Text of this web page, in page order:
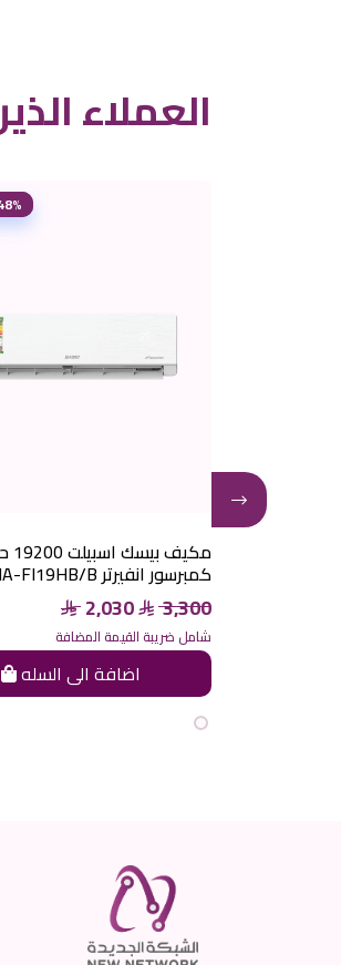
العملاء
Off
كمبرسور انفيرتر BSACMA-FI19HB/B
3,300
2,030
شامل ضريبة القيمة المضافة
اضافة الى السله